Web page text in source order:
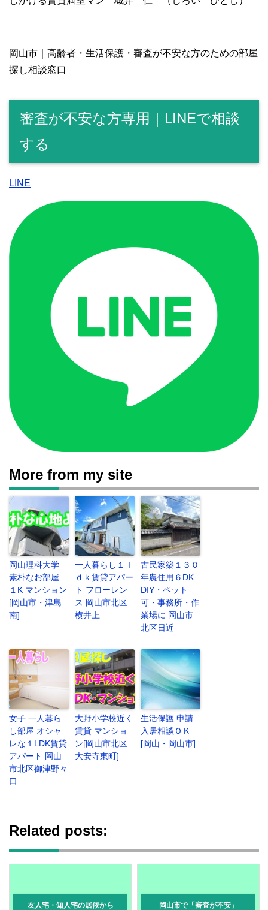
岡山市｜高齢者・生活保護・審査が不安な方のための部屋
探し相談窓口
審査が不安な方専用｜LINEで相談
する
LINE
More from my site
岡山理科大学
素朴なお部屋
１K マンション
[岡山市・津島
南]
一人暮らし１ｌ
ｄｋ賃貸アパー
ト フローレン
ス 岡山市北区
横井上
古民家築１３０
年農住用６DK
DIY・ペット
可・事務所・作
業場に 岡山市
北区日近
女子 一人暮ら
し部屋 オシャ
レな１LDK賃貸
アパート 岡山
市北区御津野々
口
大野小学校近く
賃貸 マンショ
ン[岡山市北区
大安寺東町]
生活保護 申請
入居相談ＯＫ
[岡山・岡山市]
Related posts:
友人宅・知人宅の居候から
岡山市で「審査が不安」